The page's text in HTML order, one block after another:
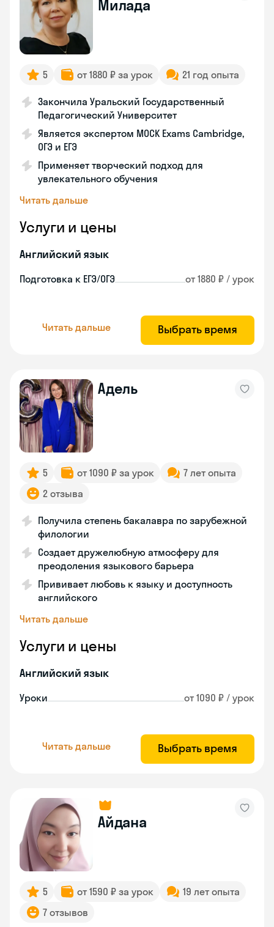
Милада
5 от 1880 ₽ за урок 21 год опыта
Закончила Уральский Государственный
Педагогический Университет
Является экспертом MOCK Exams Cambridge,
ОГЭ и ЕГЭ
Применяет творческий подход для
увлекательного обучения
Читать дальше
Услуги и цены
Английский язык
Подготовка к ЕГЭ/ОГЭ от 1880 ₽ / урок
Читать дальше Выбрать время
Адель
5 от 1090 ₽ за урок
7 лет опыта
2 отзыва
Получила степень бакалавра по зарубежной
филологии
Создает дружелюбную атмосферу для
преодоления языкового барьера
Прививает любовь к языку и доступность
английского
Читать дальше
Услуги и цены
Английский язык
Уроки от 1090 ₽ / урок
Читать дальше Выбрать время
Айдана
5 от 1590 ₽ за урок
19 лет опыта
7 отзывов